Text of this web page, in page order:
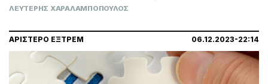
ΛΕΥΤΕΡΗΣ ΧΑΡΑΛΑΜΠΟΠΟΥΛΟΣ
ΑΡΙΣΤΕΡΟ ΕΞΤΡΕΜ 06.12.2023-22:14